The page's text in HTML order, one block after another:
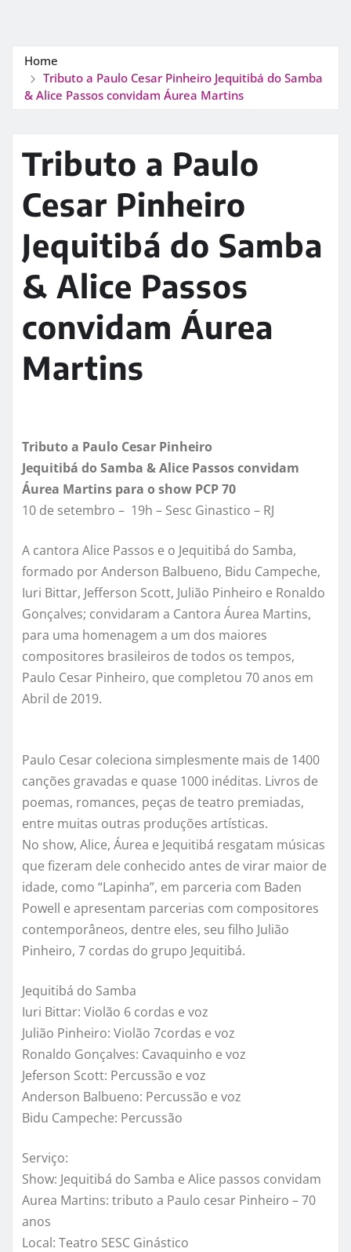
Home
Tributo a Paulo Cesar Pinheiro Jequitibá do Samba
& Alice Passos convidam Áurea Martins
Tributo a Paulo
Cesar Pinheiro
Jequitibá do Samba
& Alice Passos
convidam Áurea
Martins
Tributo a Paulo Cesar Pinheiro
Jequitibá do Samba & Alice Passos convidam
Áurea Martins para o show PCP 70
10 de setembro – 19h – Sesc Ginastico – RJ
A cantora Alice Passos e o Jequitibá do Samba,
formado por Anderson Balbueno, Bidu Campeche,
Iuri Bittar, Jefferson Scott, Julião Pinheiro e Ronaldo
Gonçalves; convidaram a Cantora Áurea Martins,
para uma homenagem a um dos maiores
compositores brasileiros de todos os tempos,
Paulo Cesar Pinheiro, que completou 70 anos em
Abril de 2019.
Paulo Cesar coleciona simplesmente mais de 1400
canções gravadas e quase 1000 inéditas. Livros de
poemas, romances, peças de teatro premiadas,
entre muitas outras produções artísticas.
No show, Alice, Áurea e Jequitibá resgatam músicas
que fizeram dele conhecido antes de virar maior de
idade, como “Lapinha”, em parceria com Baden
Powell e apresentam parcerias com compositores
contemporâneos, dentre eles, seu filho Julião
Pinheiro, 7 cordas do grupo Jequitibá.
Jequitibá do Samba
Iuri Bittar: Violão 6 cordas e voz
Julião Pinheiro: Violão 7cordas e voz
Ronaldo Gonçalves: Cavaquinho e voz
Jeferson Scott: Percussão e voz
Anderson Balbueno: Percussão e voz
Bidu Campeche: Percussão
Serviço:
Show: Jequitibá do Samba e Alice passos convidam
Aurea Martins: tributo a Paulo cesar Pinheiro – 70
anos
Local: Teatro SESC Ginástico